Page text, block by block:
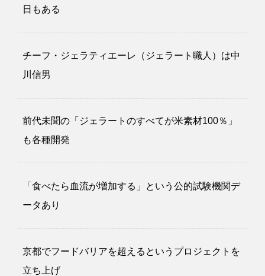
日もある
チーフ・ジェラティエーレ（ジェラート職人）は中
川信男
前代未聞の「ジェラートのすべてが米素材100％」
も各種開発
「食べたら血流が増加する」という公的試験機関デ
ータあり
京都でフードバリアを超えるというプロジェクトを
立ち上げ